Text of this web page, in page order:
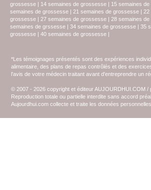
grossesse | 14 semaines de grossesse | 15 semaines
semaines de grossesse | 21 semaines de grossesse | 22
grossesse | 27 semaines de grossesse | 28 semaines
semaines de grssesse | 34 semaines de grossesse | 35
grossesse | 40 semaines de grossesse |
*Les témoignages présentés sont des expériences
alimentaire, des plans de repas contrôlés et des
l'avis de votre médecin traitant avant d'entreprendre un
© 2007 - 2026 copyright et éditeur AUJOURDHUI.COM
Reproduction totale ou partielle interdite sans accord
Aujourdhui.com collecte et traite les données